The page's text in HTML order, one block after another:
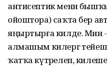
антисептик менән
ойоштора) саҡта бер
яңыртырға килде. Мин -
алмашым килергә
ҡатҡа күтәрелеп,